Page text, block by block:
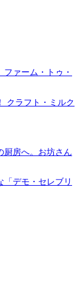
ァーム・トゥ・
クラフト・ミルク
厨房へ。お坊さん
「デモ・セレブリ